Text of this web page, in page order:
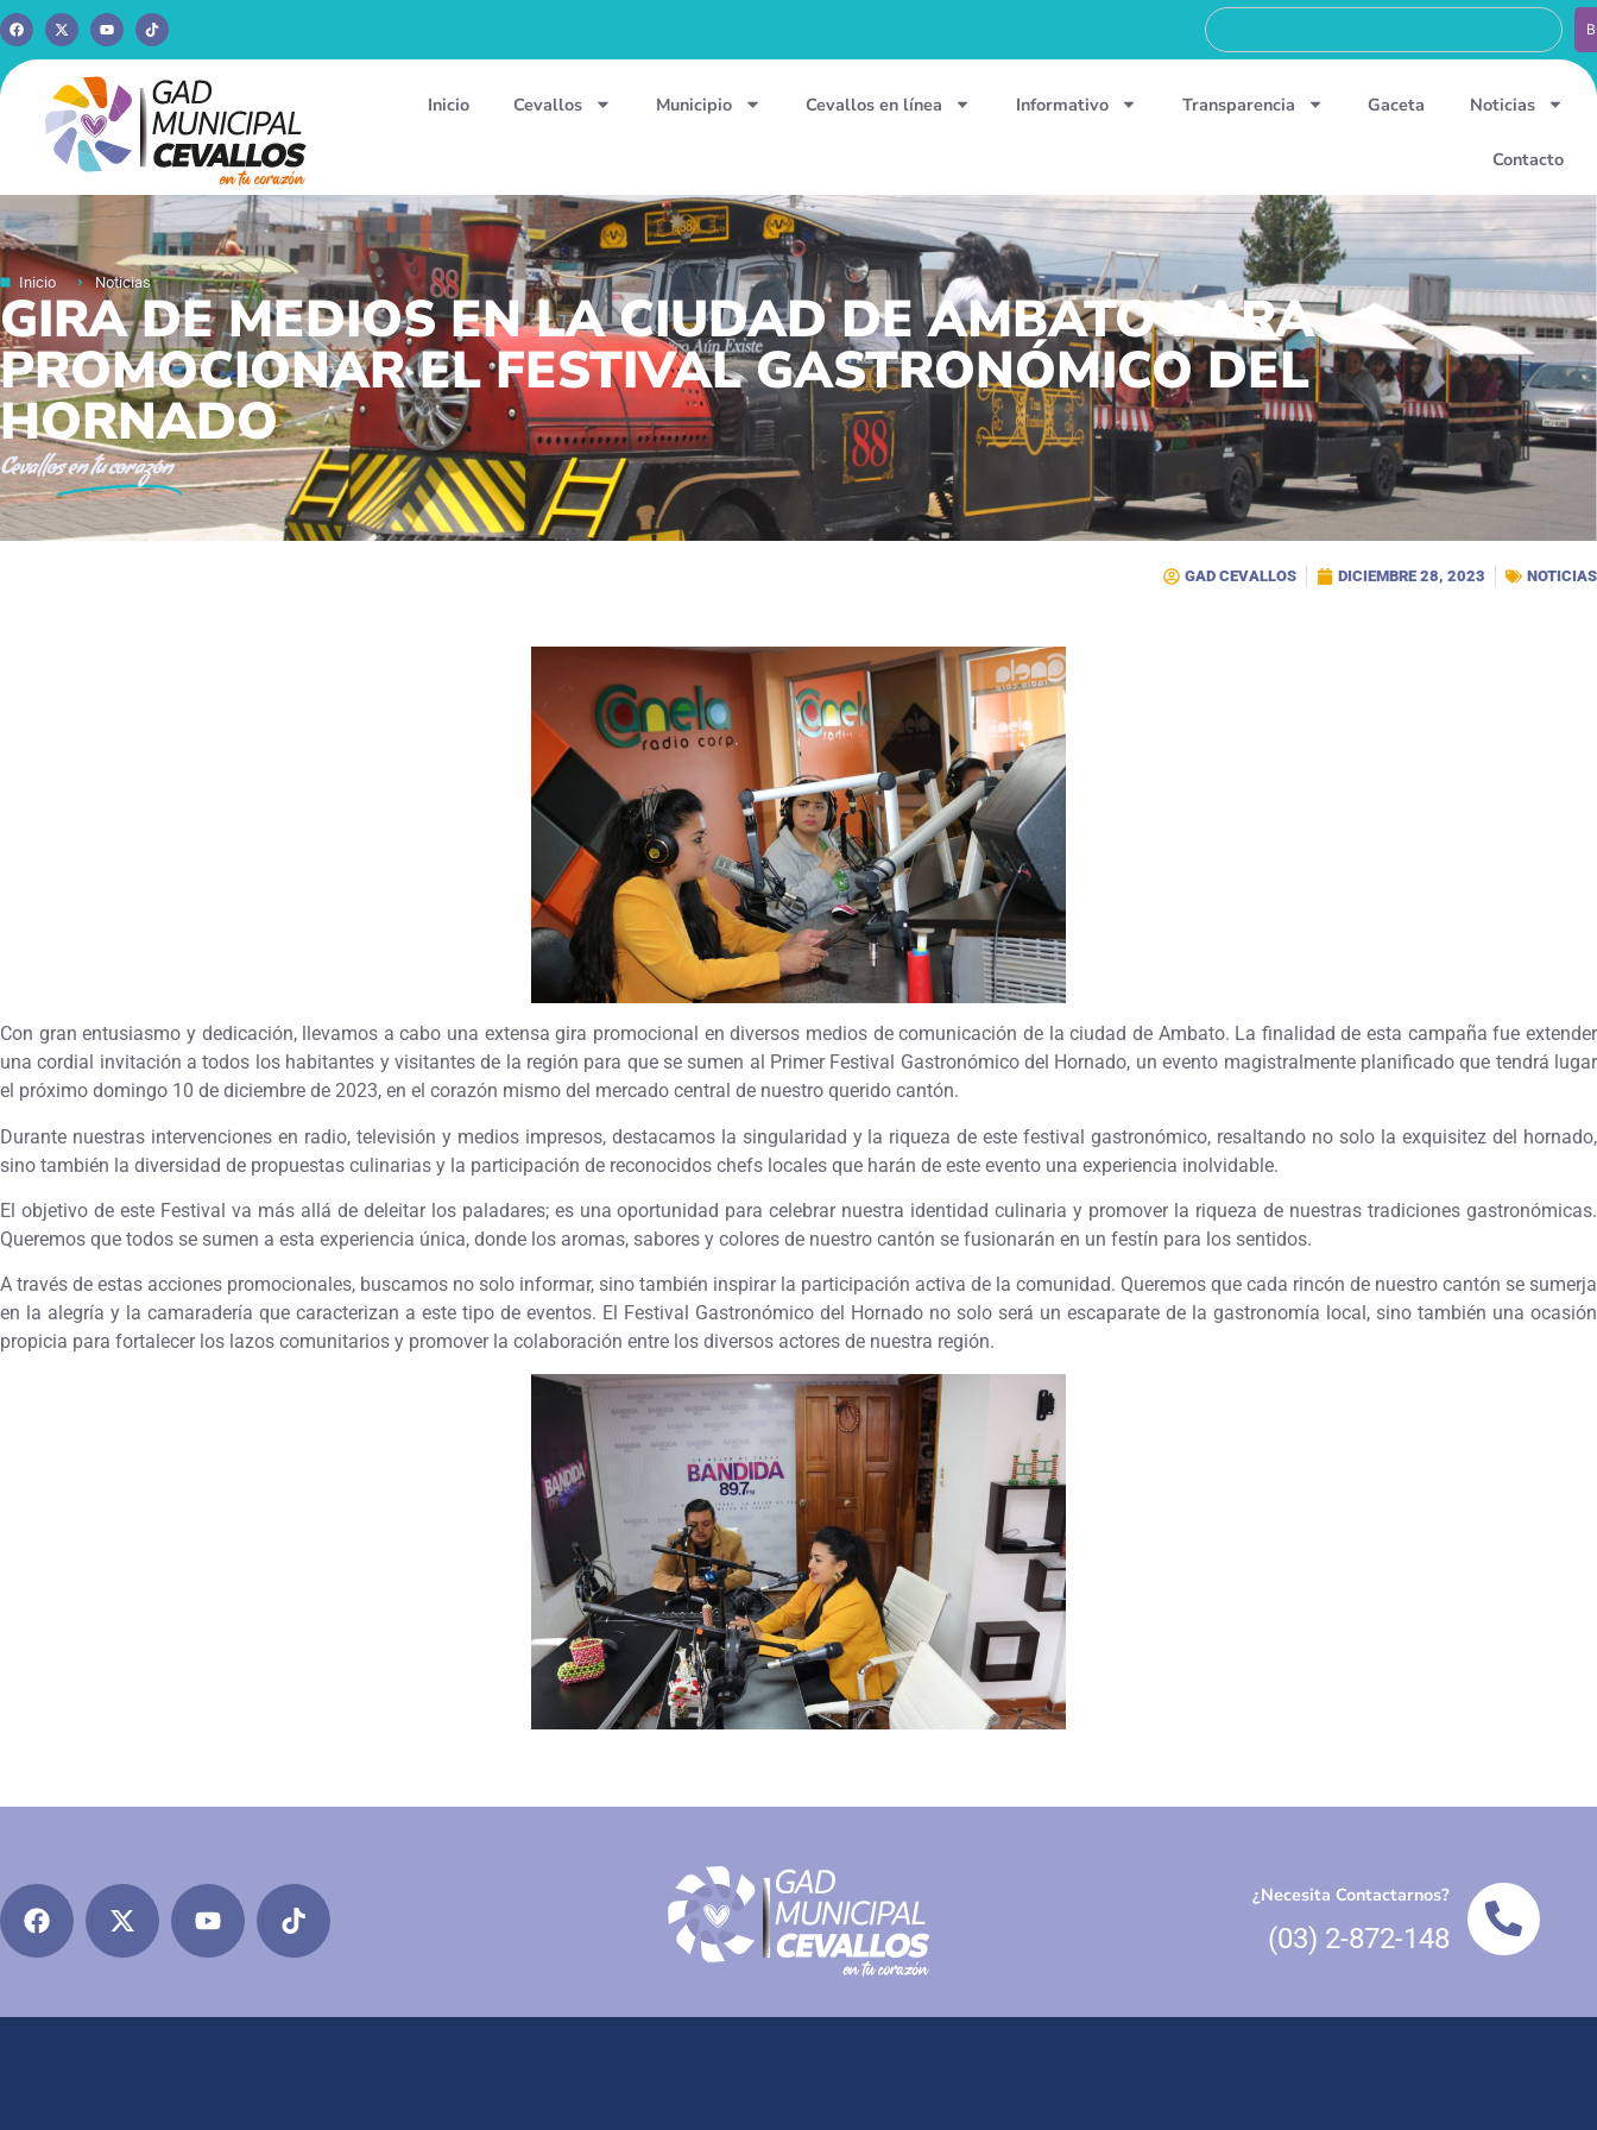
Inicio Cevallos Municipio Cevallos en línea Informativo Transparencia Gaceta Noticias
Contacto
Inicio Noticias
GIRA DE MEDIOS EN LA CIUDAD DE AMBATO PARA
PROMOCIONAR EL FESTIVAL GASTRONÓMICO DEL
HORNADO
Cevallosen tu corazón
GAD CEVALLOS DICIEMBRE 28, 2023 NOTICIAS
Con gran entusiasmo y dedicación, llevamos a cabo una extensa gira promocional en diversos medios de comunicación de la ciudad de Ambato. La finalidad de esta campaña fue extender
una cordial invitación a todos los habitantes y visitantes de la región para que se sumen al Primer Festival Gastronómico del Hornado, un evento magistralmente planificado que tendrá lugar
el próximo domingo 10 de diciembre de 2023, en el corazón mismo del mercado central de nuestro querido cantón.
Durante nuestras intervenciones en radio, televisión y medios impresos, destacamos la singularidad y la riqueza de este festival gastronómico, resaltando no solo la exquisitez del hornado,
sino también la diversidad de propuestas culinarias y la participación de reconocidos chefs locales que harán de este evento una experiencia inolvidable.
El objetivo de este Festival va más allá de deleitar los paladares; es una oportunidad para celebrar nuestra identidad culinaria y promover la riqueza de nuestras tradiciones gastronómicas.
Queremos que todos se sumen a esta experiencia única, donde los aromas, sabores y colores de nuestro cantón se fusionarán en un festín para los sentidos.
A través de estas acciones promocionales, buscamos no solo informar, sino también inspirar la participación activa de la comunidad. Queremos que cada rincón de nuestro cantón se sumerja
en la alegría y la camaradería que caracterizan a este tipo de eventos. El Festival Gastronómico del Hornado no solo será un escaparate de la gastronomía local, sino también una ocasión
propicia para fortalecer los lazos comunitarios y promover la colaboración entre los diversos actores de nuestra región.
¿Necesita Contactarnos?
(03) 2-872-148